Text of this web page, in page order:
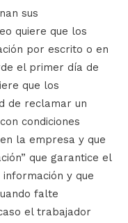
sus
quiere que los
por escrito o en
el primer día de
que los
de reclamar un
condiciones
la empresa y que
que garantice el
y que
falte
el trabajador